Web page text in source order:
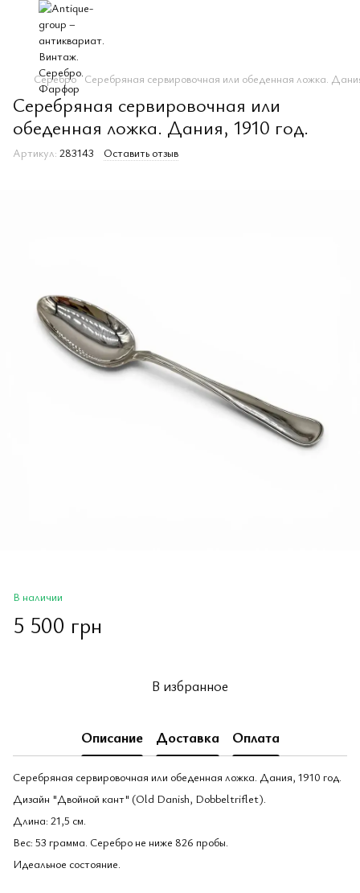
Серебро Серебряная сервировочная или обеденная ложка.
Серебряная сервировочная или
обеденная ложка. Дания, 1910 год.
Артикул: 283143 Оставить отзыв
В наличии
5 500 грн
В избранное
Описание Доставка Оплата
Серебряная сервировочная или обеденная ложка. Дания, 1910 год.
Дизайн "Двойной кант" (Old Danish, Dobbeltriflet).
Длина: 21,5 см.
Вес: 53 грамма. Серебро не ниже 826 пробы.
Идеальное состояние.